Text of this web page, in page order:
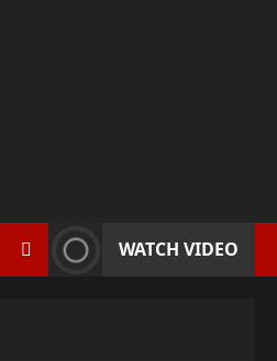
WATCH VIDEO